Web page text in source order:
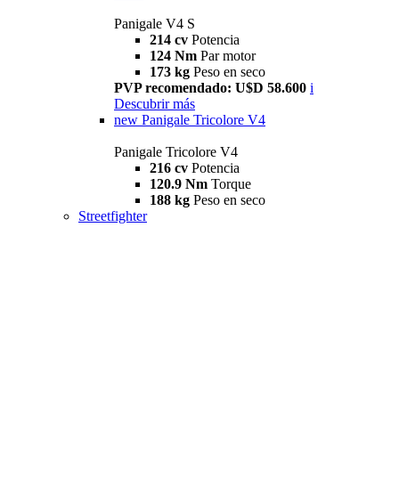
Panigale V4 S
214 cv Potencia
124 Nm Par motor
173 kg Peso en seco
PVP recomendado: U$D 58.600 i
Descubrir más
new Panigale Tricolore V4
Panigale Tricolore V4
216 cv Potencia
120.9 Nm Torque
188 kg Peso en seco
Streetfighter